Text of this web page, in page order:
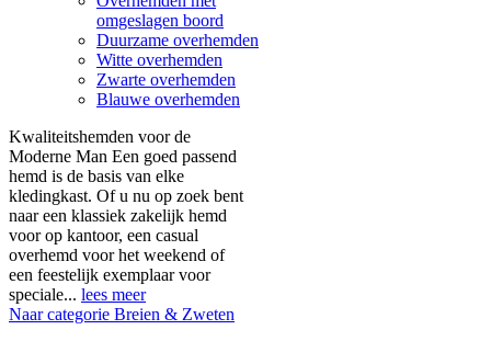
omgeslagen boord
Duurzame overhemden
Witte overhemden
Zwarte overhemden
Blauwe overhemden
Kwaliteitshemden voor de
Moderne Man Een goed passend
hemd is de basis van elke
kledingkast. Of u nu op zoek bent
naar een klassiek zakelijk hemd
voor op kantoor, een casual
overhemd voor het weekend of
een feestelijk exemplaar voor
speciale... lees meer
Naar categorie Breien & Zweten